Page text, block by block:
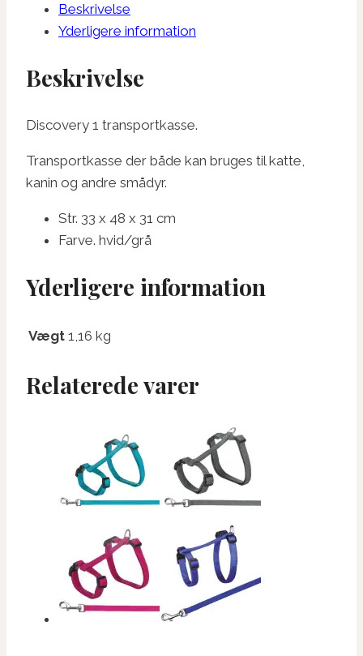
Beskrivelse
Yderligere information
Beskrivelse
Discovery 1 transportkasse.
Transportkasse der både kan bruges til katte,
kanin og andre smådyr.
Str. 33 x 48 x 31 cm
Farve. hvid/grå
Yderligere information
Vægt 1,16 kg
Relaterede varer